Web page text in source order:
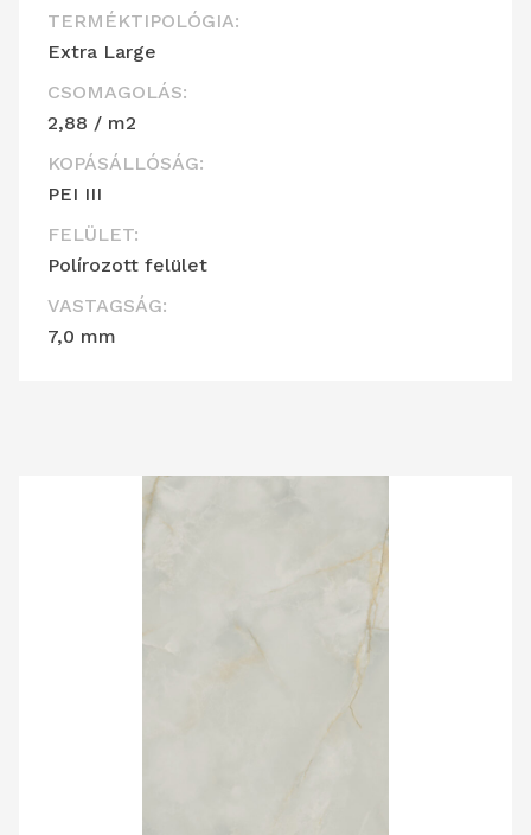
TERMÉKTIPOLÓGIA:
Extra Large
CSOMAGOLÁS:
2,88 / m2
KOPÁSÁLLÓSÁG:
PEI III
FELÜLET:
Polírozott felület
VASTAGSÁG:
7,0 mm